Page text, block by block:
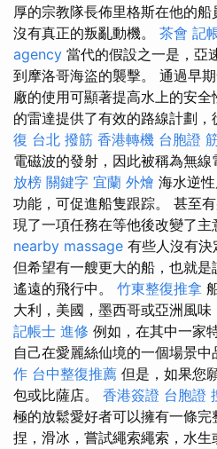
厚的宗教隊長佈里格斯在他的
沒有真正的叛亂動機。 茶會 記
agency 當代的假設之一是，亞
到摩洛哥海盜的襲擊。 通過早
廠的使用可顯著提高水上的安全
的雷達提供了有效的路線計劃，
復 台北 撥筋 香港轉機 台胞證
電磁波的發射，因此被稱為無線
放榜 關鍵字 宜蘭 外燴 海水逆
功能，可促進船隻跟踪。 甚至
現了一項任務在等他後改變了主
nearby massage 有些人沒有決
但希望有一艘更大的船，也就
遙遠的飛行中。 竹東整復推拿
大利，美國，墨西哥或亞洲風味
記帳士 進修 例如，在其中一家
自己在愛麗絲仙境的一個場景中
作 台中整復推薦 但是，如果您
包或比薩店。 香港簽證 台胞證
極的放鬆愛好者可以擁有一條完
捏，滑冰，嘗試繩索繩索，水